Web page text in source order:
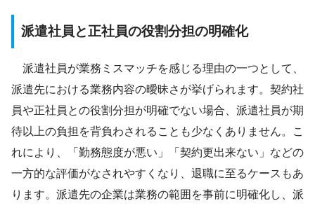
派遣社員と正社員の役割分担の明確化
派遣社員が業務ミスマッチを感じる理由の一つとして、
派遣先における業務内容の曖昧さが挙げられます。契約社
員や正社員との役割分担が明確でない場合、派遣社員が期
待以上の負担を背負わされることも少なくありません。こ
れにより、「勤務態度が悪い」「契約更出来ない」などの
一方的な評価がなされやすくなり、退職に至るケースもあ
ります。派遣先の企業は業務の範囲を事前に明確化し、派